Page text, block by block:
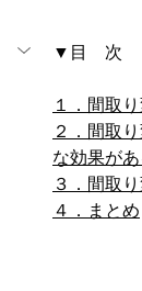
▼目　次
１．間取
２．間取
な効果があ
３．間取
４．まとめ